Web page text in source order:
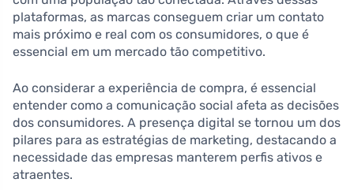
plataformas, as marcas conseguem criar um contato
mais próximo e real com os consumidores, o que é
essencial em um mercado tão competitivo.
Ao considerar a experiência de compra, é essencial
entender como a comunicação social afeta as decisões
dos consumidores. A presença digital se tornou um dos
pilares para as estratégias de marketing, destacando a
necessidade das empresas manterem perfis ativos e
atraentes.